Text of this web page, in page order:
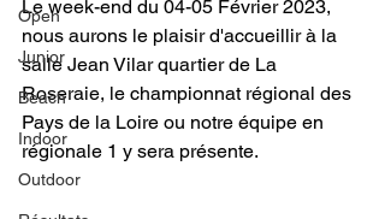
Open
Junior
Beach
Indoor
Outdoor
Le week-end du 04-05 Février 2023,
nous aurons le plaisir d'accueillir à la
salle Jean Vilar quartier de La
Roseraie, le championnat régional des
Pays de la Loire ou notre équipe en
régionale 1 y sera présente.